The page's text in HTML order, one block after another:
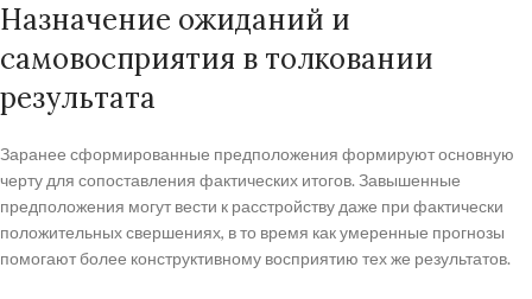
Назначение ожиданий и
самовосприятия в толковании
результата
Заранее сформированные предположения формируют основную
черту для сопоставления фактических итогов. Завышенные
предположения могут вести к расстройству даже при фактически
положительных свершениях, в то время как умеренные прогнозы
помогают более конструктивному восприятию тех же результатов.